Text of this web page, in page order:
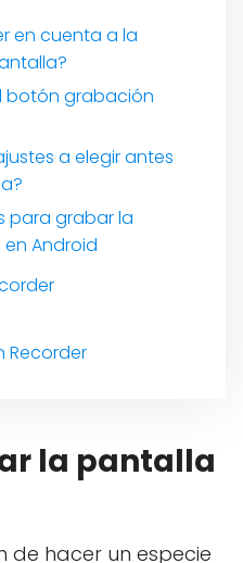
en cuenta a la
botón grabación
a elegir antes
para grabar la
Android
Recorder
la pantalla
de hacer un especie